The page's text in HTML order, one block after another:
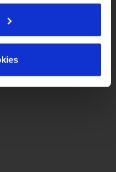
lloc web